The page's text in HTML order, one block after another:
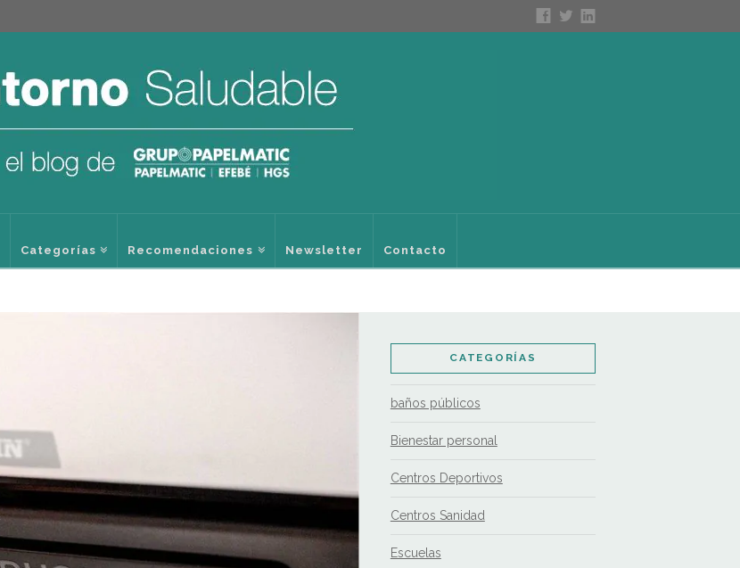
Categorías Recomendaciones Newsletter Contacto
CATEGORÍAS
baños públicos
Bienestar personal
Centros Deportivos
Centros Sanidad
Escuelas